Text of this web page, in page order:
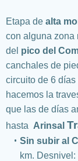
Etapa de alta
con alguna zona
del pico del
canchales de
circuito de 6
hacemos la
que las de días
hasta Arinsal
Sin subir al
km.